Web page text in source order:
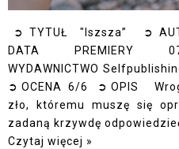
➲ TYTUŁ "Iszsza” ➲
DATA
WYDAWNICTWO
➲ OCENA 6/6 ➲ OPIS
zło, któremu muszę się
zadaną krzywdę
Czytaj więcej »